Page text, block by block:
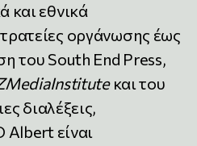
και εθνικά
οργάνωσης έως
του South End Press,
και του
διαλέξεις,
Albert είναι